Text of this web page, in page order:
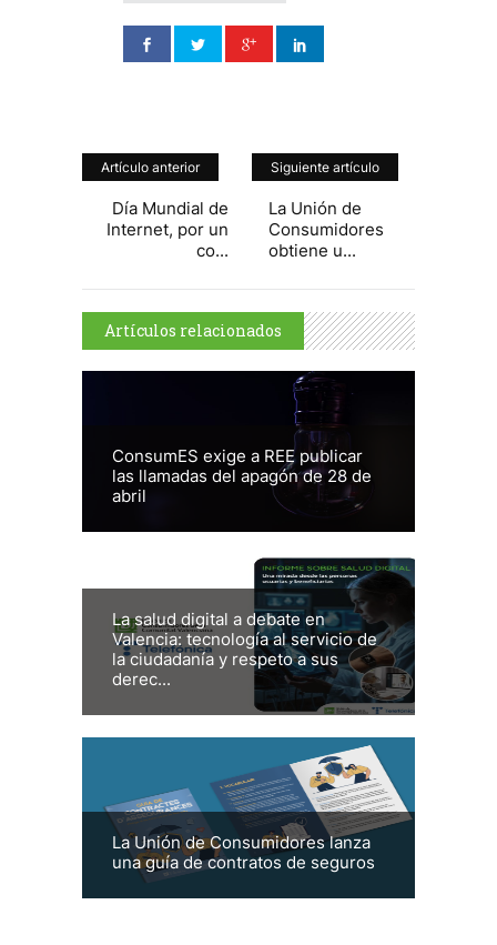
Artículo anterior
Día Mundial de
Internet, por un
co...
Siguiente artículo
La Unión de
Consumidores
obtiene u...
Artículos relacionados
ConsumES exige a REE publicar
las llamadas del apagón de 28 de
abril
La salud digital a debate en
Valencia: tecnología al servicio de
la ciudadanía y respeto a sus
derec...
La Unión de Consumidores lanza
una guía de contratos de seguros